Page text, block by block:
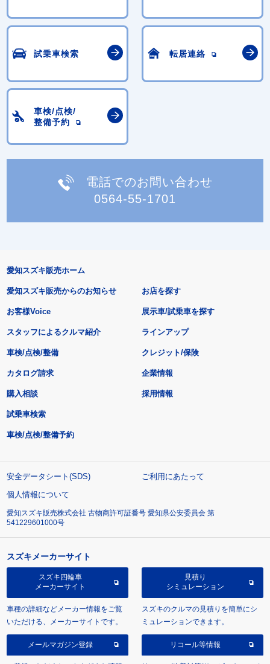
試乗車検索 転居連絡
車検/点検/
整備予約
電話でのお問い合わせ
0564-55-1701
愛知スズキ販売ホーム
愛知スズキ販売からのお知らせ
お客様Voice
スタッフによるクルマ紹介
お店を探す
展示車/試乗車を探す
ラインアップ
車検/点検/整備 クレジット/保険
カタログ請求
購入相談
試乗車検索
車検/点検/整備予約
企業情報
採用情報
安全データシート(SDS)
ご利用にあたって
個人情報について
愛知スズキ販売株式会社 古物商許可証番号 愛知県公安委員会 第
541229601000号
スズキメーカーサイト
スズキ四輪車
メーカーサイト
車種の詳細などメーカー情報をご覧
いただける、メーカーサイトです。
見積り
シミュレーション
スズキのクルマの見積りを簡単にシ
ミュレーションできます。
メールマガジン登録 リコール等情報